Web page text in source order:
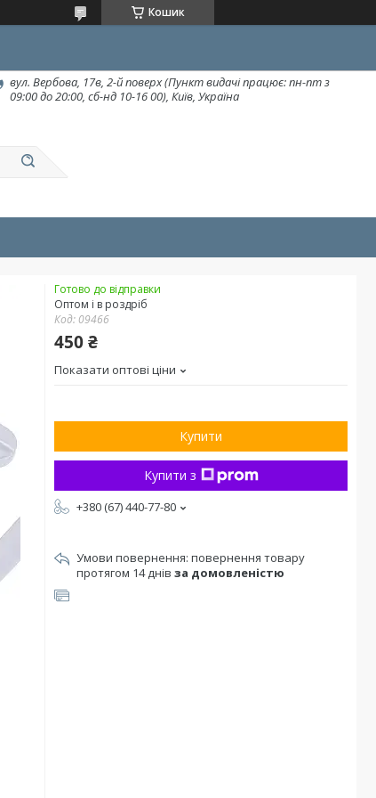
Кошик
вул. Вербова, 17в, 2-й поверх (Пункт видачі працює: пн-пт з
09:00 до 20:00, сб-нд 10-16 00), Київ, Україна
Готово до відправки
Оптом і в роздріб
Код: 09466
450 ₴
Показати оптові ціни
Купити
Купити з
+380 (67) 440-77-80
повернення товару
протягом 14 днів за домовленістю